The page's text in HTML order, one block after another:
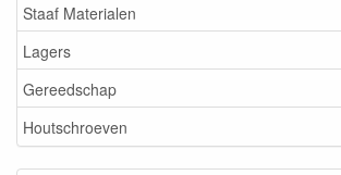
Staaf Materialen
Lagers
Gereedschap
Houtschroeven